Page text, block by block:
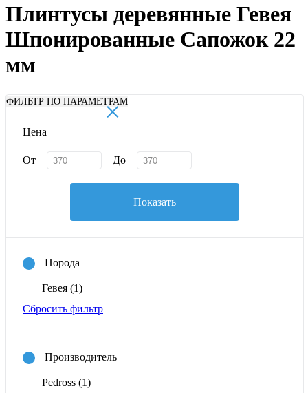
Плинтусы деревянные Гевея
Шпонированные Сапожок 22
мм
ФИЛЬТР ПО ПАРАМЕТРАМ
×
Цена
От До
Показать
Порода
Гевея (1)
Сбросить фильтр
Производитель
Pedross (1)